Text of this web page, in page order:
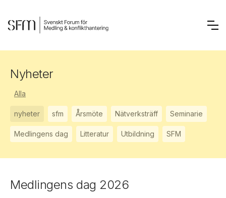
Nyheter
Alla
nyheter sfm Årsmöte Nätverksträff Seminarie
Medlingens dag Litteratur Utbildning SFM
Medlingens dag 2026